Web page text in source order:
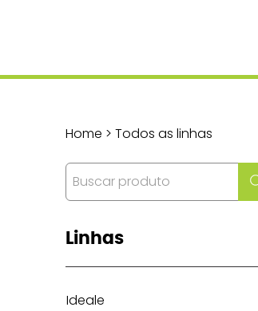
Home > Todos as linhas
Ideale
Linhas